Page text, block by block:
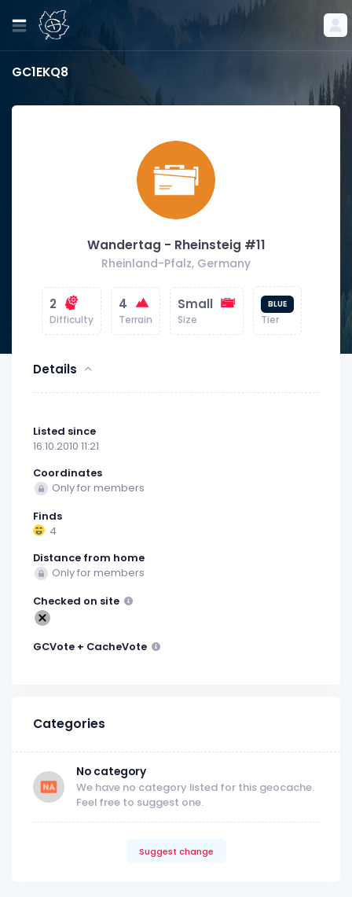
GC1EKQ8
Wandertag - Rheinsteig #11
Rheinland-Pfalz, Germany
2
Difficulty
4
Terrain
Small
Size
BLUE
Tier
Details
Listed since
16.10.2010 11:21
Coordinates
Only for members
Finds
4
Distance from home
Only for members
Checked on site
GCVote + CacheVote
Categories
No category
We have no category listed for this geocache.
Feel free to suggest one.
Suggest change